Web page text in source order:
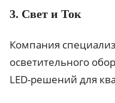
3. Свет и Ток
Компания
осветительного
LED-решений для